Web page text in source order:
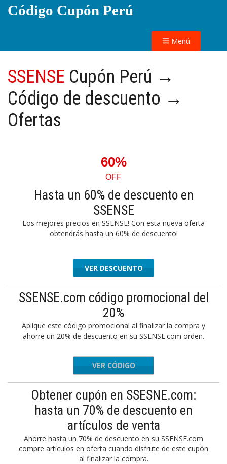
Código Cupón Perú
Menú
SSENSE Cupón Perú →
Código de descuento →
Ofertas
60%
OFF
Hasta un 60% de descuento en
SSENSE
Los mejores precios en SSENSE! Con esta nueva oferta
obtendrás hasta un 60% de descuento!
VER DESCUENTO
SSENSE.com código promocional del
20%
Aplique este código promocional al finalizar la compra y
ahorre un 20% de descuento en su SSENSE.com orden.
US2022
VER CÓDIGO
Obtener cupón en SSESNE.com:
hasta un 70% de descuento en
artículos de venta
Ahorre hasta un 70% de descuento en su SSENSE.com
compre artículos en oferta cuando disfrute de este cupón
al finalizar la compra.